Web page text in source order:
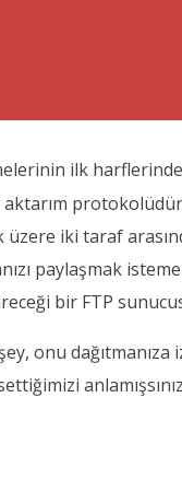
ilk
iki taraf
paylaşmak
bir FTP
onu